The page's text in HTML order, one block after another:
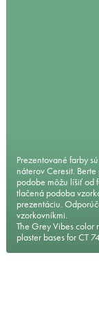
Prezentované farby
náterov Ceresit.
podobe môžu líšiť od
tlačená podoba
prezentáciu.
vzorkovníkmi.
The Grey Vibes color
plaster bases for CT